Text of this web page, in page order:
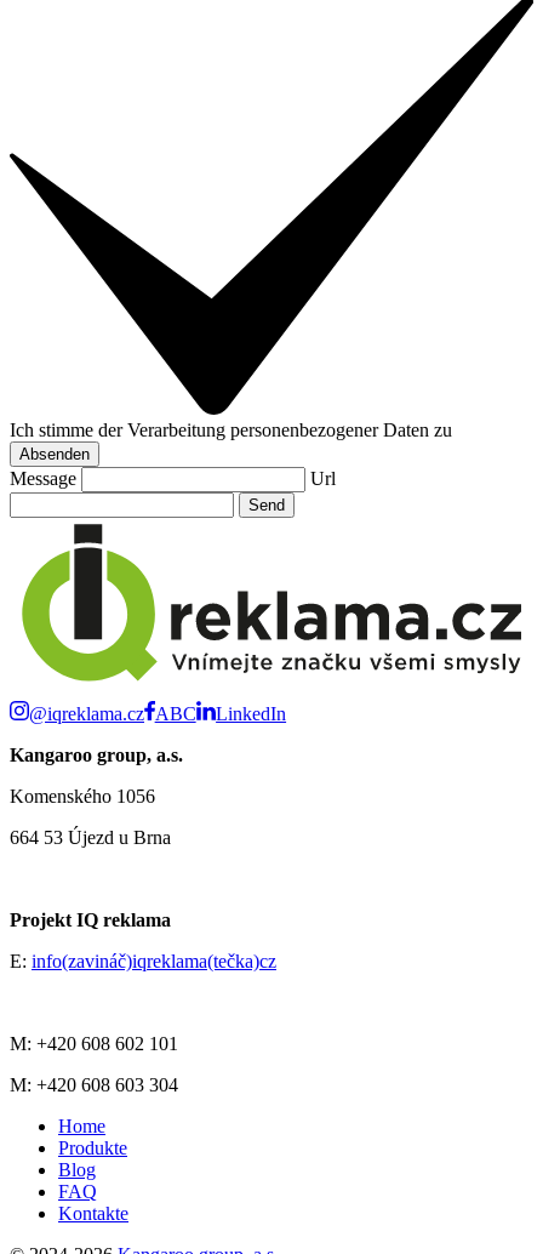
Ich stimme der Verarbeitung personenbezogener Daten zu
Absenden
Message Url
@iqreklama.cz ABC
LinkedIn
Kangaroo group, a.s.
Komenského 1056
664 53 Újezd u Brna
Projekt IQ reklama
E: info(zavináč)iqreklama(tečka)cz
M: +420 608 602 101
M: +420 608 603 304
Home
Produkte
Blog
FAQ
Kontakte